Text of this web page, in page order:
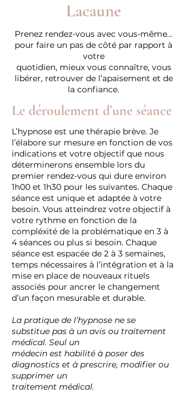
Lacaune
Prenez rendez-vous avec vous-même…
pour faire un pas de côté par rapport à
votre
quotidien, mieux vous connaître, vous
libérer, retrouver de l’apaisement et de
la confiance.
Le déroulement d’une séance
L’hypnose est une thérapie brève. Je
l’élabore sur mesure en fonction de vos
indications et votre objectif que nous
déterminerons ensemble lors du
premier rendez-vous qui dure environ
1h00 et 1h30 pour les suivantes. Chaque
séance est unique et adaptée à votre
besoin. Vous atteindrez votre objectif à
votre rythme en fonction de la
compléxité de la problématique en 3 à
4 séances ou plus si besoin. Chaque
séance est espacée de 2 à 3 semaines,
temps nécessaires à l’intégration et à la
mise en place de nouveaux rituels
associés pour ancrer le changement
d’un façon mesurable et durable.
La pratique de l’hypnose ne se
substitue pas à un avis ou traitement
médical. Seul un
médecin est habilité à poser des
diagnostics et à prescrire, modifier ou
supprimer un
traitement médical.